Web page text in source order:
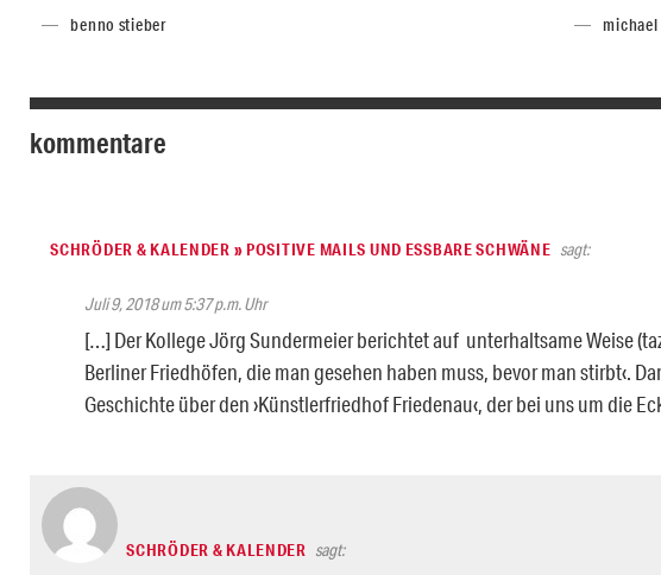
benno stieber michael
kommentare
SCHRÖDER & KALENDER » POSITIVE MAILS UND ESSBARE SCHWÄNE sagt:
Juli 9, 2018 um 5:37 p.m. Uhr
[…] Der Kollege Jörg Sundermeier berichtet auf unterhaltsame Weise
Berliner Friedhöfen, die man gesehen haben muss, bevor man stirbt‹.
Geschichte über den ›Künstlerfriedhof Friedenau‹, der bei uns um die
SCHRÖDER & KALENDER sagt: